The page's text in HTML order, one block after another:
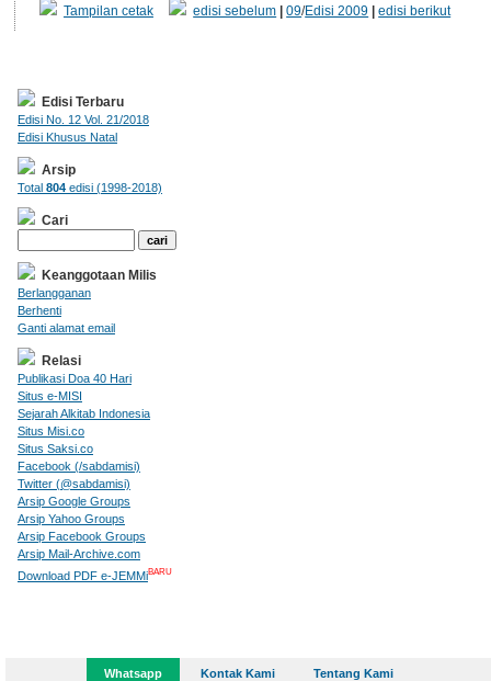
Tampilan cetak edisi sebelum |09/Edisi 2009 |edisi berikut
Edisi Terbaru
Edisi No. 12 Vol. 21/2018
Edisi Khusus Natal
Arsip
Total 804edisi (1998-2018)
Cari
Keanggotaan Milis
Berlangganan
Berhenti
Ganti alamat email
Relasi
Publikasi Doa 40 Hari
Situs e-MISI
Sejarah Alkitab Indonesia
Situs Misi.co
Situs Saksi.co
Facebook (/sabdamisi)
Twitter (@sabdamisi)
Arsip Google Groups
Arsip Yahoo Groups
Arsip Facebook Groups
Arsip Mail-Archive.com
Download PDF e-JEMMiBARU
Whatsapp Kontak Kami Tentang Kami